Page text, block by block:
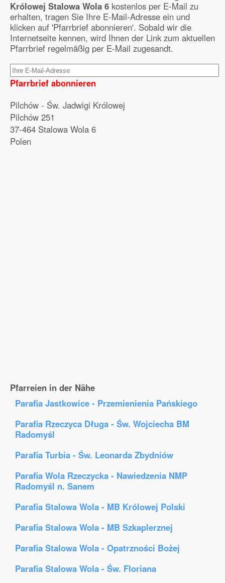
Królowej Stalowa Wola 6 kostenlos per E-Mail zu
erhalten, tragen Sie Ihre E-Mail-Adresse ein und
klicken auf 'Pfarrbrief abonnieren'. Sobald wir die
Internetseite kennen, wird Ihnen der Link zum aktuellen
Pfarrbrief regelmäßig per E-Mail zugesandt.
Pfarrbrief abonnieren
Pilchów - Św. Jadwigi Królowej
Pilchów 251
37-464 Stalowa Wola 6
Polen
Pfarreien in der Nähe
Parafia Jastkowice - Przemienienia Pańskiego
Parafia Rzeczyca Długa - Św. Wojciecha BM
Radomyśl
Parafia Turbia - Św. Leonarda Zbydniów
Parafia Wola Rzeczycka - Nawiedzenia NMP
Radomyśl n. Sanem
Parafia Stalowa Wola - MB Królowej Polski
Parafia Stalowa Wola - MB Szkaplerznej
Parafia Stalowa Wola - Opatrzności Bożej
Parafia Stalowa Wola - Św. Floriana